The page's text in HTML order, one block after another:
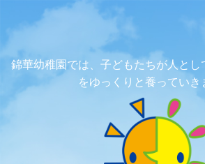
錦華幼稚園では、子どもたちが人とし
をゆっくりと養っていき